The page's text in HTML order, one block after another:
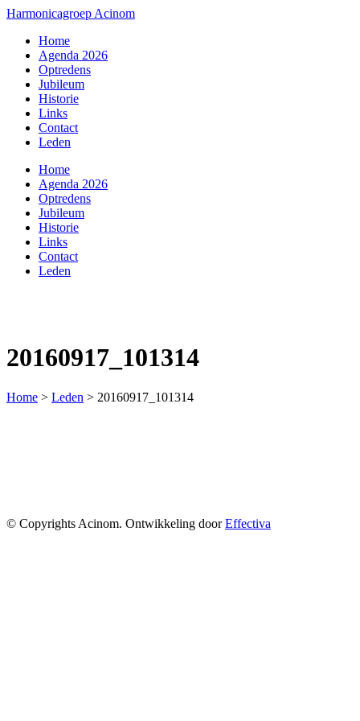
Harmonicagroep Acinom
Home
Agenda 2026
Optredens
Jubileum
Historie
Links
Contact
Leden
Home
Agenda 2026
Optredens
Jubileum
Historie
Links
Contact
Leden
20160917_101314
Home > Leden > 20160917_101314
© Copyrights Acinom. Ontwikkeling doorEffectiva